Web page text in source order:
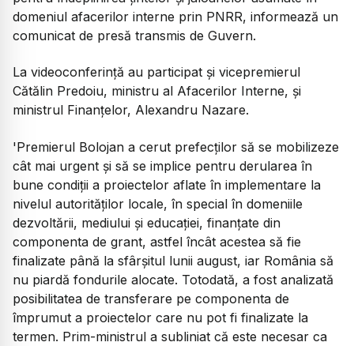
domeniul afacerilor interne prin PNRR, informează un
comunicat de presă transmis de Guvern.
La videoconferință au participat și vicepremierul
Cătălin Predoiu, ministru al Afacerilor Interne, și
ministrul Finanțelor, Alexandru Nazare.
'Premierul Bolojan a cerut prefecților să se mobilizeze
cât mai urgent și să se implice pentru derularea în
bune condiții a proiectelor aflate în implementare la
nivelul autorităților locale, în special în domeniile
dezvoltării, mediului și educației, finanțate din
componenta de grant, astfel încât acestea să fie
finalizate până la sfârșitul lunii august, iar România să
nu piardă fondurile alocate. Totodată, a fost analizată
posibilitatea de transferare pe componenta de
împrumut a proiectelor care nu pot fi finalizate la
termen. Prim-ministrul a subliniat că este necesar ca